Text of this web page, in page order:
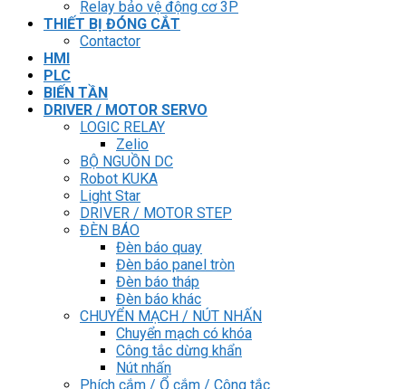
Relay bảo vệ động cơ 3P
THIẾT BỊ ĐÓNG CẮT
Contactor
HMI
PLC
BIẾN TẦN
DRIVER / MOTOR SERVO
LOGIC RELAY
Zelio
BỘ NGUỒN DC
Robot KUKA
Light Star
DRIVER / MOTOR STEP
ĐÈN BÁO
Đèn báo quay
Đèn báo panel tròn
Đèn báo tháp
Đèn báo khác
CHUYỂN MẠCH / NÚT NHẤN
Chuyển mạch có khóa
Công tắc dừng khẩn
Nút nhấn
Phích cắm / Ổ cắm / Công tắc